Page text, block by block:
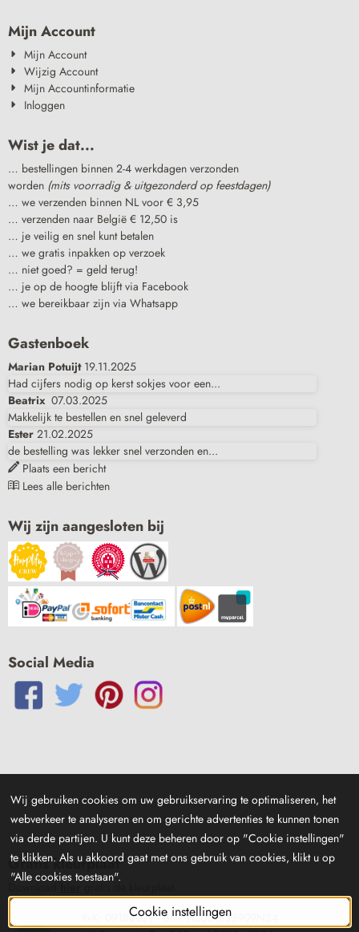
Mijn Account
Mijn Account
Wijzig Account
Mijn Accountinformatie
Inloggen
Wist je dat...
… bestellingen binnen 2-4 werkdagen verzonden
worden (mits voorradig & uitgezonderd op feestdagen)
… we verzenden binnen NL voor € 3,95
… verzenden naar België € 12,50 is
… je veilig en snel kunt betalen
… we gratis inpakken op verzoek
… niet goed? = geld terug!
… je op de hoogte blijft via Facebook
… we bereikbaar zijn via Whatsapp
Gastenboek
Marian Potuijt 19.11.2025
Had cijfers nodig op kerst sokjes voor een...
Beatrix 07.03.2025
Makkelijk te bestellen en snel geleverd
Ester 21.02.2025
de bestelling was lekker snel verzonden en...
Plaats een bericht
Lees alle berichten
Wij zijn aangesloten bij
Social Media
Gratis kleurplaat
Download hier gratis de kleurplaat
KvK: 09183029 - Btw: NL001833909N24
Wij gebruiken cookies om uw gebruikservaring te optimaliseren, het
webverkeer te analyseren en om gerichte advertenties te kunnen tonen
via derde partijen. U kunt deze beheren door op "Cookie instellingen"
te klikken. Als u akkoord gaat met ons gebruik van cookies, klikt u op
"Alle cookies toestaan".
Cookie instellingen